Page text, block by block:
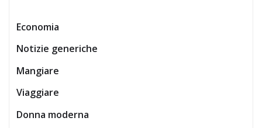
Economia
Notizie generiche
Mangiare
Viaggiare
Donna moderna